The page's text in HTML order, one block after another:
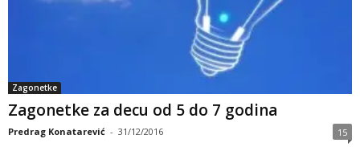
Zagonetke
Zagonetke za decu od 5 do 7 godina
Predrag Konatarević - 31/12/2016 15